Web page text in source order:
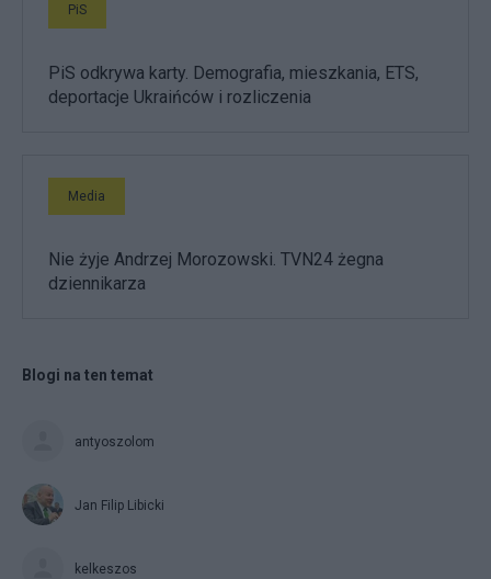
PiS
PiS odkrywa karty. Demografia, mieszkania, ETS,
deportacje Ukraińców i rozliczenia
Media
Nie żyje Andrzej Morozowski. TVN24 żegna
dziennikarza
Blogi na ten temat
antyoszolom
Jan Filip Libicki
kelkeszos